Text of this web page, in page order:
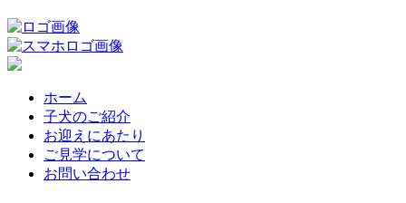
ホーム
子犬のご紹介
お迎えにあたり
ご見学について
お問い合わせ